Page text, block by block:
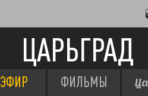
ЦАРЬГРАД
ЭФИР ФИЛЬМЫ